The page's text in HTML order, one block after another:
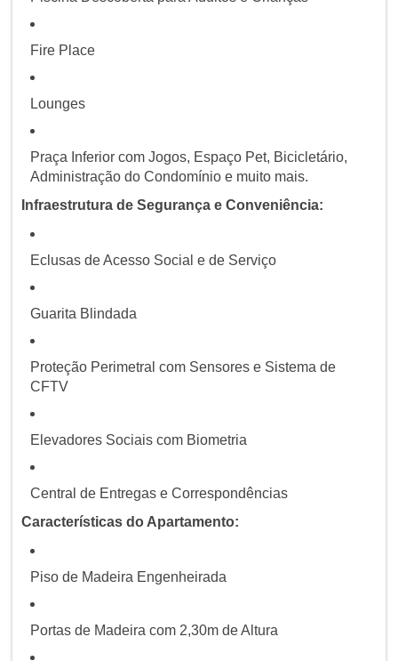
Fire Place
Lounges
Praça Inferior com Jogos, Espaço Pet, Bicicletário,
Administração do Condomínio e muito mais.
Infraestrutura de Segurança e Conveniência:
Eclusas de Acesso Social e de Serviço
Guarita Blindada
Proteção Perimetral com Sensores e Sistema de
CFTV
Elevadores Sociais com Biometria
Central de Entregas e Correspondências
Características do Apartamento:
Piso de Madeira Engenheirada
Portas de Madeira com 2,30m de Altura